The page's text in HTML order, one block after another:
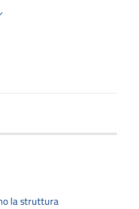
la struttura